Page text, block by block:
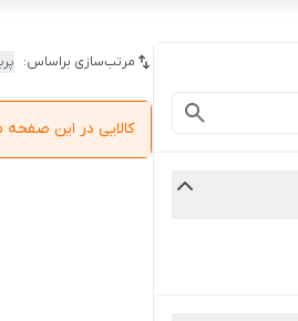
مرتب‌سازی براساس:
کالایی در این